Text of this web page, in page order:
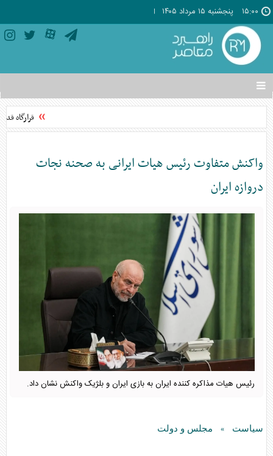
۱۵:۰۰ پنجشنبه ۱۵ مرداد ۱۴۰۵
تغییر
وضعیت
منوی
ها
قرارگاه
واکنش متفاوت رئیس هیات ایرانی به صحنه نجات
دروازه ایران
رئیس هیات مذاکره کننده ایران به بازی ایران و بلژیک واکنش نشان داد.
سیاست » مجلس و دولت